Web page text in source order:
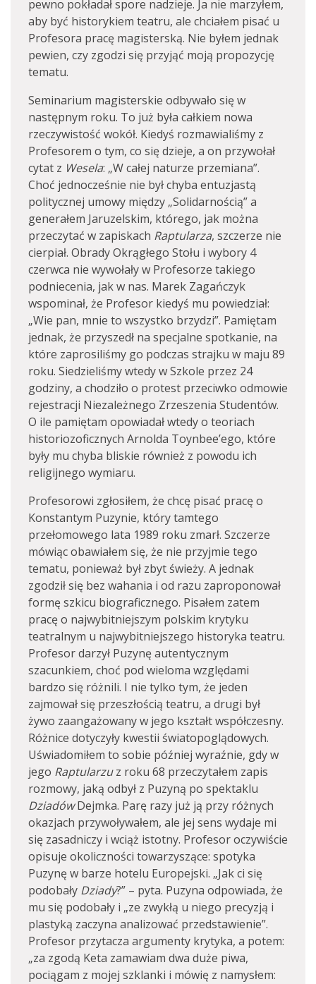
pewno pokładał spore nadzieje. Ja nie marzyłem,
aby być historykiem teatru, ale chciałem pisać u
Profesora pracę magisterską. Nie byłem jednak
pewien, czy zgodzi się przyjąć moją propozycję
tematu.
Seminarium magisterskie odbywało się w
następnym roku. To już była całkiem nowa
rzeczywistość wokół. Kiedyś rozmawialiśmy z
Profesorem o tym, co się dzieje, a on przywołał
cytat z Wesela: „W całej naturze przemiana”.
Choć jednocześnie nie był chyba entuzjastą
politycznej umowy między „Solidarnością” a
generałem Jaruzelskim, którego, jak można
przeczytać w zapiskach Raptularza, szczerze nie
cierpiał. Obrady Okrągłego Stołu i wybory 4
czerwca nie wywołały w Profesorze takiego
podniecenia, jak w nas. Marek Zagańczyk
wspominał, że Profesor kiedyś mu powiedział:
„Wie pan, mnie to wszystko brzydzi”. Pamiętam
jednak, że przyszedł na specjalne spotkanie, na
które zaprosiliśmy go podczas strajku w maju 89
roku. Siedzieliśmy wtedy w Szkole przez 24
godziny, a chodziło o protest przeciwko odmowie
rejestracji Niezależnego Zrzeszenia Studentów.
O ile pamiętam opowiadał wtedy o teoriach
historiozoficznych Arnolda Toynbee’ego, które
były mu chyba bliskie również z powodu ich
religijnego wymiaru.
Profesorowi zgłosiłem, że chcę pisać pracę o
Konstantym Puzynie, który tamtego
przełomowego lata 1989 roku zmarł. Szczerze
mówiąc obawiałem się, że nie przyjmie tego
tematu, ponieważ był zbyt świeży. A jednak
zgodził się bez wahania i od razu zaproponował
formę szkicu biograficznego. Pisałem zatem
pracę o najwybitniejszym polskim krytyku
teatralnym u najwybitniejszego historyka teatru.
Profesor darzył Puzynę autentycznym
szacunkiem, choć pod wieloma względami
bardzo się różnili. I nie tylko tym, że jeden
zajmował się przeszłością teatru, a drugi był
żywo zaangażowany w jego kształt współczesny.
Różnice dotyczyły kwestii światopoglądowych.
Uświadomiłem to sobie później wyraźnie, gdy w
jego Raptularzuz roku 68 przeczytałem zapis
rozmowy, jaką odbył z Puzyną po spektaklu
DziadówDejmka. Parę razy już ją przy różnych
okazjach przywoływałem, ale jej sens wydaje mi
się zasadniczy i wciąż istotny. Profesor oczywiście
opisuje okoliczności towarzyszące: spotyka
Puzynę w barze hotelu Europejski. „Jak ci się
podobały Dziady?” – pyta. Puzyna odpowiada, że
mu się podobały i „ze zwykłą u niego precyzją i
plastyką zaczyna analizować przedstawienie”.
Profesor przytacza argumenty krytyka, a potem:
„za zgodą Keta zamawiam dwa duże piwa,
pociągam z mojej szklanki i mówię z namysłem: